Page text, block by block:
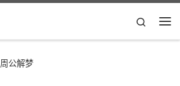
Search
周公解梦